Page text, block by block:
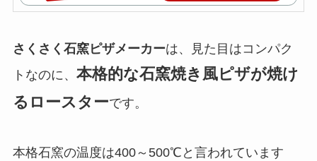
さくさく石窯ピザメーカーは、見た目はコンパク
トなのに、 本格的な石窯焼き風ピザが焼け
るロースターです。
本格石窯の温度は400～500℃と言われています